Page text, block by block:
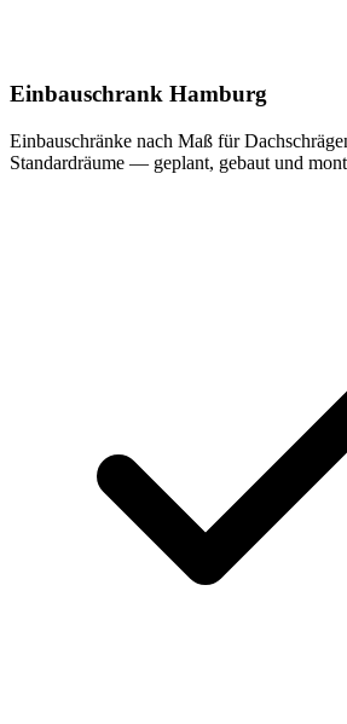
Einbauschrank Hamburg
Einbauschränke nach Maß für
Standardräume — geplant, gebaut und